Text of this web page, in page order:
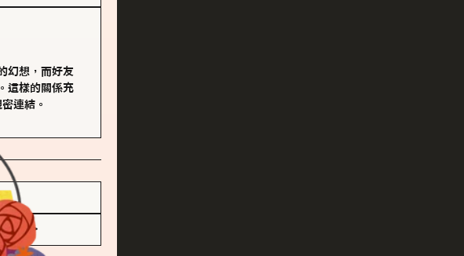
幻想，而好友
這樣的關係充
連結。
析 >>>